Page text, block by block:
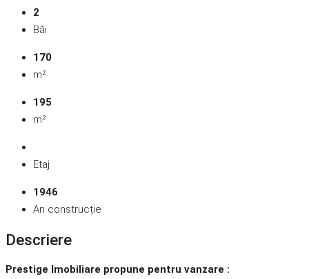
2
Băi
170
m²
195
m²
Etaj
1946
An construcție
Descriere
Prestige Imobiliare propune pentru vanzare :